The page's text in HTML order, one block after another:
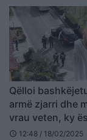
Qëlloi
armë zjarri dhe
vrau veten, ky
përfshirë në
schedule 12:48 / 18/02/2025